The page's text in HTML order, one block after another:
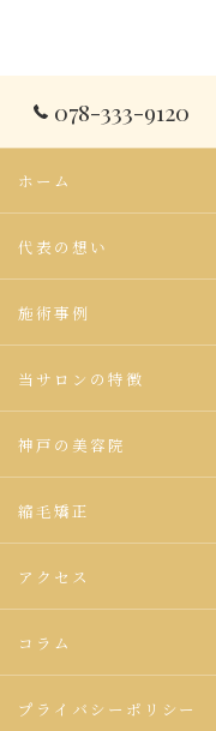
078-333-9120
ホーム
代表の想い
施術事例
当サロンの特徴
神戸の美容院
縮毛矯正
アクセス
コラム
プライバシーポリシー